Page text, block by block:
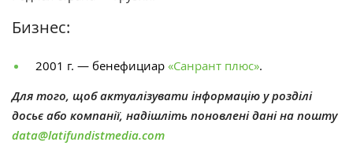
Бизнес:
2001 г. — бенефициар «Санрант плюс».
Для того, щоб актуалізувати інформацію у розділі
досьє або компанії, надішліть поновлені дані на пошту
data@latifundistmedia.com